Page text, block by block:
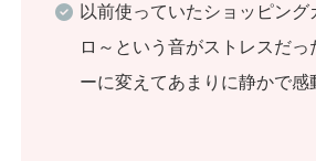
以前使っていたショッピン
ロ～という音がストレスだっ
ーに変えてあまりに静かで感